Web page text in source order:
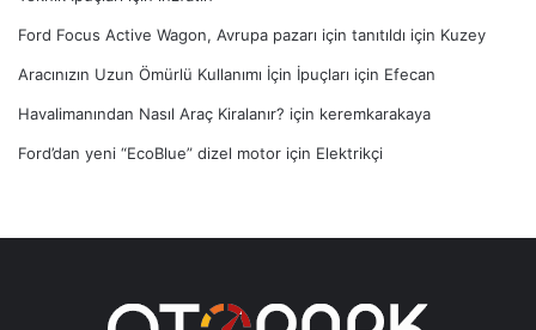
Ford Focus Active Wagon, Avrupa pazarı için tanıtıldı için Kuzey
Aracınızın Uzun Ömürlü Kullanımı İçin İpuçları için Efecan
Havalimanından Nasıl Araç Kiralanır? için keremkarakaya
Ford’dan yeni “EcoBlue” dizel motor için Elektrikçi